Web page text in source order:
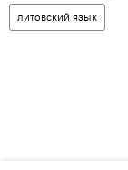
литовский язык